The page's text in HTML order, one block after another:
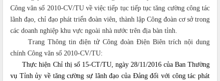
Công văn số 2010-CV/TU về việc tiếp tục tiếp tục tăng cường công tác
lãnh đạo, chỉ đạo phát triển đoàn viên, thành lập Công đoàn cơ sở trong
các doanh nghiệp khu vực ngoài nhà nước trên địa bàn tỉnh.
Trang Thông tin điện tử Công đoàn Điện Biên trích nội dung
chính Công văn số 2010-CV/TU:
Thực hiện Chỉ thị số 15-CT/TU, ngày 28/11/2016 của Ban Thường
vụ Tỉnh ủy về tăng cường sự lãnh đạo của Đảng đối với công tác phát